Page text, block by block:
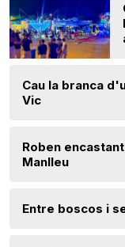
Cau la branca
Vic
Roben
Manlleu
Entre boscos i